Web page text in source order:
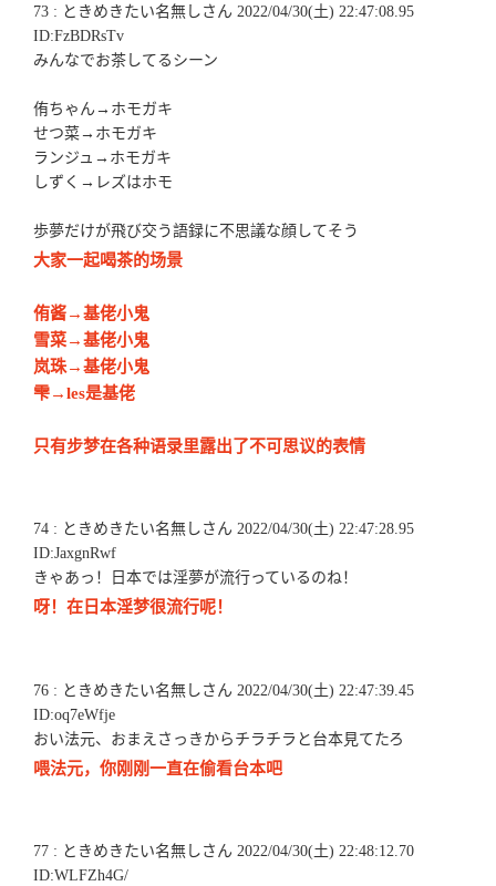
73 : ときめきたい名無しさん 2022/04/30(土) 22:47:08.95
ID:FzBDRsTv
みんなでお茶してるシーン
侑ちゃん→ホモガキ
せつ菜→ホモガキ
ランジュ→ホモガキ
しずく→レズはホモ
歩夢だけが飛び交う語録に不思議な顔してそう
大家一起喝茶的场景
侑酱→基佬小鬼
雪菜→基佬小鬼
岚珠→基佬小鬼
雫→les是基佬
只有步梦在各种语录里露出了不可思议的表情
74 : ときめきたい名無しさん 2022/04/30(土) 22:47:28.95
ID:JaxgnRwf
きゃあっ！日本では淫夢が流行っているのね！
呀！在日本淫梦很流行呢！
76 : ときめきたい名無しさん 2022/04/30(土) 22:47:39.45
ID:oq7eWfje
おい法元、おまえさっきからチラチラと台本見てたろ
喂法元，你刚刚一直在偷看台本吧
77 : ときめきたい名無しさん 2022/04/30(土) 22:48:12.70
ID:WLFZh4G/